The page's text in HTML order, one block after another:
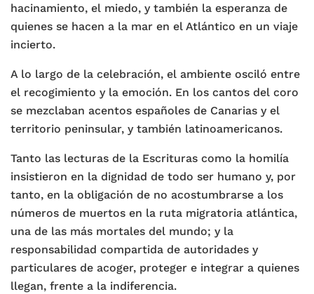
hacinamiento, el miedo, y también la esperanza de
quienes se hacen a la mar en el Atlántico en un viaje
incierto.
A lo largo de la celebración, el ambiente osciló entre
el recogimiento y la emoción. En los cantos del coro
se mezclaban acentos españoles de Canarias y el
territorio peninsular, y también latinoamericanos.
Tanto las lecturas de la Escrituras como la homilía
insistieron en la dignidad de todo ser humano y, por
tanto, en la obligación de no acostumbrarse a los
números de muertos en la ruta migratoria atlántica,
una de las más mortales del mundo; y la
responsabilidad compartida de autoridades y
particulares de acoger, proteger e integrar a quienes
llegan, frente a la indiferencia.